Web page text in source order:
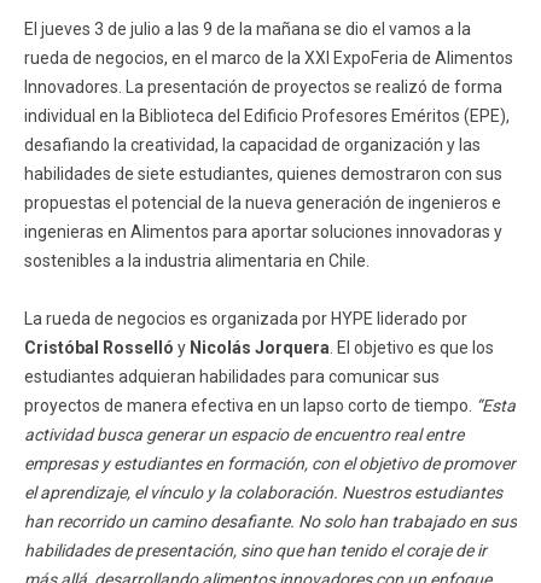
El jueves 3 de julio a las 9 de la mañana se dio el vamos a la
rueda de negocios, en el marco de la XXI ExpoFeria de Alimentos
Innovadores. La presentación de proyectos se realizó de forma
individual en la Biblioteca del Edificio Profesores Eméritos (EPE),
desafiando la creatividad, la capacidad de organización y las
habilidades de siete estudiantes, quienes demostraron con sus
propuestas el potencial de la nueva generación de ingenieros e
ingenieras en Alimentos para aportar soluciones innovadoras y
sostenibles a la industria alimentaria en Chile.
La rueda de negocios es organizada por HYPE liderado por
Cristóbal Rosselló y Nicolás Jorquera . El objetivo es que los
estudiantes adquieran habilidades para comunicar sus
proyectos de manera efectiva en un lapso corto de tiempo. “Esta
actividad busca generar un espacio de encuentro real entre
empresas y estudiantes en formación, con el objetivo de promover
el aprendizaje, el vínculo y la colaboración. Nuestros estudiantes
han recorrido un camino desafiante. No solo han trabajado en sus
habilidades de presentación, sino que han tenido el coraje de ir
más allá, desarrollando alimentos innovadores con un enfoque